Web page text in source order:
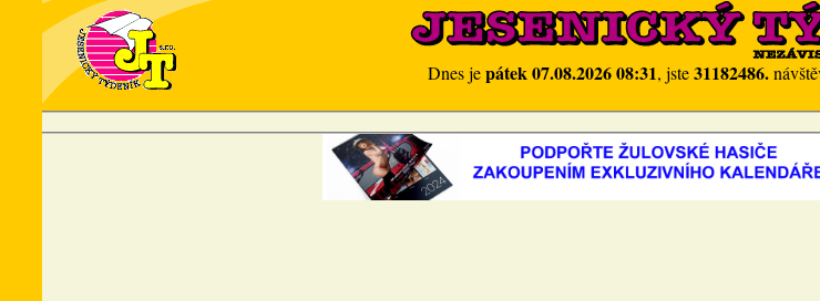
Dnes jepátek 07.08.2026 08:31, jste31182486.